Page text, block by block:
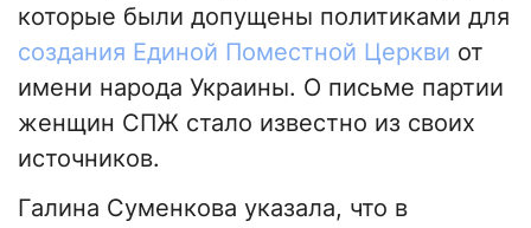
которые были допущены политиками для
создания Единой Поместной Церкви от
имени народа Украины. О письме партии
женщин СПЖ стало известно из своих
источников.
Галина Суменкова указала, что в